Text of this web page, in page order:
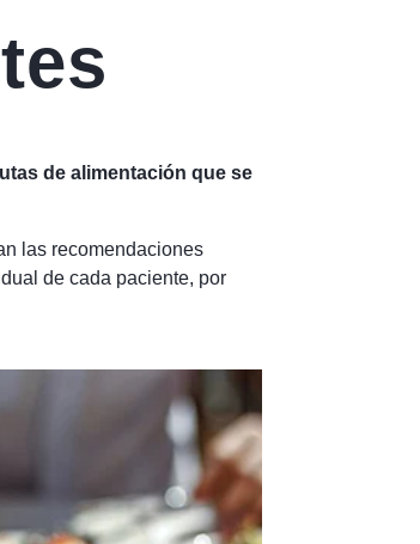
de alimentación que se
las recomendaciones
de cada paciente, por